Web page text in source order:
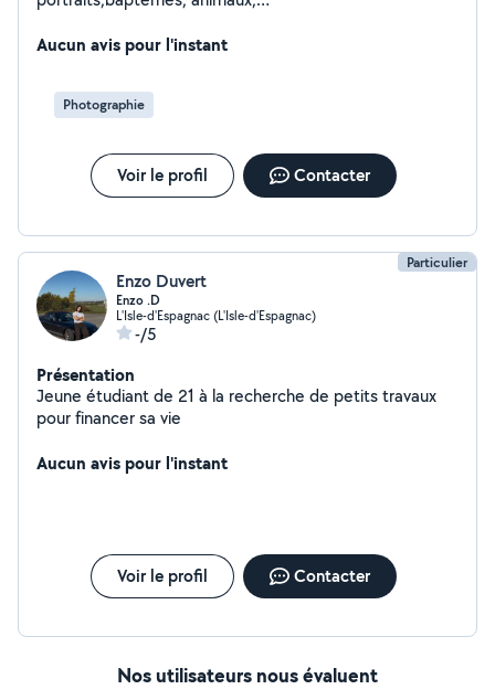
mobilier,Architecture,commercials,etc. Je suis sérieuse
Aucun avis pour l'instant
Photographie
Voir le profil Contacter
Particulier
Enzo Duvert
Enzo .D
L'Isle-d'Espagnac (L'Isle-d'Espagnac)
-/5
Présentation
Jeune étudiant de 21 à la recherche de petits travaux
pour financer sa vie
Aucun avis pour l'instant
Voir le profil Contacter
Nos utilisateurs nous évaluent